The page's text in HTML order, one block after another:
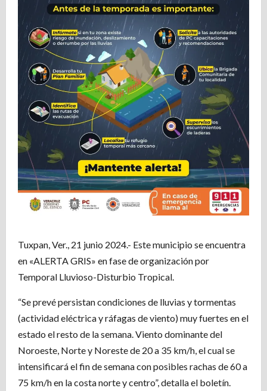
Tuxpan, Ver., 21 junio 2024.- Este municipio se encuentra
en «ALERTA GRIS» en fase de organización por
Temporal Lluvioso-Disturbio Tropical.
“Se prevé persistan condiciones de lluvias y tormentas
(actividad eléctrica y ráfagas de viento) muy fuertes en el
estado el resto de la semana. Viento dominante del
Noroeste, Norte y Noreste de 20 a 35 km/h, el cual se
intensificará el fin de semana con posibles rachas de 60 a
75 km/h en la costa norte y centro”, detalla el boletín.